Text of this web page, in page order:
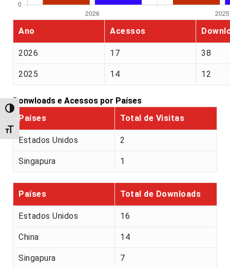
Alternar alto contraste
Alternar tamanho da fonte
Ano Acessos
2026 17 38
2025 14 12
Donwloads e Acessos por Países
Países
Total de Visitas
Estados Unidos 2
Singapura 1
Países Total de Downloads
Estados Unidos 16
China 14
Singapura 7